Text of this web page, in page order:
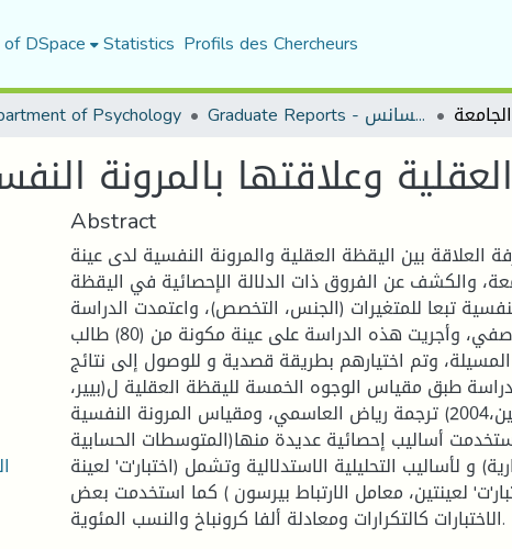
DSpace Statistics Profils des Chercheurs
of Psychology Graduate Reports - تقارير الليسانس
وعلاقتها بالمرونة
Abstract
العلاقة بين اليقظة العقلية والمرونة النفسية لدى عينة
والكشف عن الفروق ذات الدلالة الإحصائية في اليقظة
تبعا للمتغيرات (الجنس، التخصص)، واعتمدت الدراسة
على المنهج الوصفي، وأجريت هذه الدراسة على عينة مكونة من (80) طالب
وتم اختيارهم بطريقة قصدية و للوصول إلى نتائج
طبق مقياس الوجوه الخمسة لليقظة العقلية ل(بيير،
غريغوري،الين،2004) ترجمة رياض العاسمي، ومقياس المرونة النفسية
2012)، واستخدمت أساليب إحصائية عديدة منها(المتوسطات الحسابية
و لأساليب التحليلية الاستدلالية وتشمل (اختبار'ت' لعينة
لعينتين، معامل الارتباط بيرسون ) كما استخدمت بعض
الاختبارات كالتكرارات ومعادلة ألفا كرونباخ والنسب المئوية.